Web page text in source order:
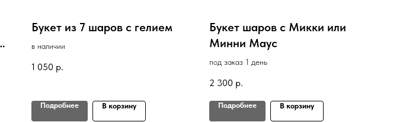
Букет из 7 шаров с гелием
в наличии
1 050 р.
Подробнее В корзину
Букет шаров с Микки или
Минни Маус
под заказ 1 день
2 300 р.
Подробнее В корзину